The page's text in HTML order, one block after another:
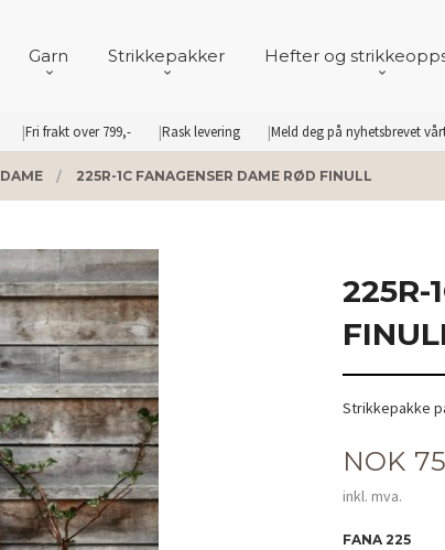
Fri frakt over 799,- Rask levering Meld deg på nyhetsbrevet
Garn Strikkepakker Hefter og
DAME 225R-1C FANAGENSER DAME RØD FINULL
225R-
Strikkepakke
Pris
NOK
inkl. mva.
FANA 225